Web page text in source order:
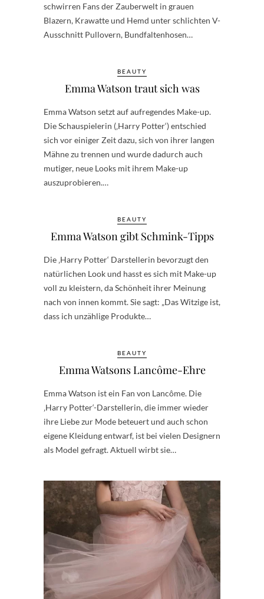
schwirren Fans der Zauberwelt in grauen
Blazern, Krawatte und Hemd unter schlichten V-
Ausschnitt Pullovern, Bundfaltenhosen…
BEAUTY
Emma Watson traut sich was
Emma Watson setzt auf aufregendes Make-up.
Die Schauspielerin (‚Harry Potter‘) entschied
sich vor einiger Zeit dazu, sich von ihrer langen
Mähne zu trennen und wurde dadurch auch
mutiger, neue Looks mit ihrem Make-up
auszuprobieren.…
BEAUTY
Emma Watson gibt Schmink-Tipps
Die ‚Harry Potter‘ Darstellerin bevorzugt den
natürlichen Look und hasst es sich mit Make-up
voll zu kleistern, da Schönheit ihrer Meinung
nach von innen kommt. Sie sagt: „Das Witzige ist,
dass ich unzählige Produkte…
BEAUTY
Emma Watsons Lancôme-Ehre
Emma Watson ist ein Fan von Lancôme. Die
‚Harry Potter‘-Darstellerin, die immer wieder
ihre Liebe zur Mode beteuert und auch schon
eigene Kleidung entwarf, ist bei vielen Designern
als Model gefragt. Aktuell wirbt sie…